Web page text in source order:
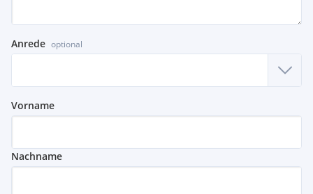
Anrede optional
Vorname
Nachname